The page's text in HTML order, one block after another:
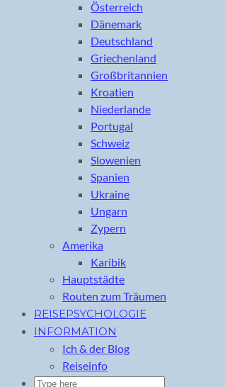
Österreich
Dänemark
Deutschland
Griechenland
Großbritannien
Kroatien
Niederlande
Portugal
Schweiz
Slowenien
Spanien
Ukraine
Ungarn
Zypern
Amerika
Karibik
Hauptstädte
Routen zum Träumen
REISEPSYCHOLOGIE
INFORMATION
Ich & der Blog
Reiseinfo